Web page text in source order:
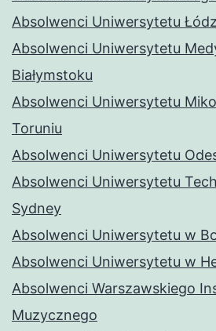
Absolwenci Uniwersytetu
Absolwenci Uniwersytetu
Białymstoku
Absolwenci Uniwersytetu
Toruniu
Absolwenci Uniwersytetu
Absolwenci Uniwersytetu
Sydney
Absolwenci Uniwersytetu w
Absolwenci Uniwersytetu w
Absolwenci Warszawskiego
Muzycznego